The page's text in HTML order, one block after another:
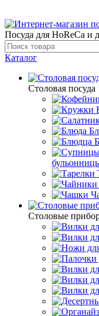
Посуда для HoReCa и
Каталог
Столовая посуда
Cтоловые